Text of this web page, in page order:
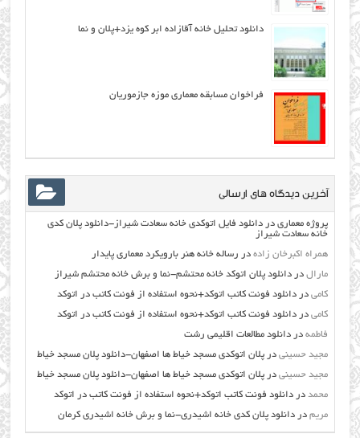
دانلود تحلیل خانه آقازاده ابر کوه یزد+پلان و نما
فراخوان مسابقه معماری موزه جازموریان
آخرین دیدگاه های ارسالی
پروژه معماری دردانلود فایل اتوکدی خانه سعادت شیراز-دانلود پلان کدی
خانه سعادت شیراز
همراه اکبرخان زاده در رساله خانه هنر بارویکرد معماری پایدار
مارال دردانلود پلان اتوکد خانه محتشم-نما و برش خانه محتشم شیراز
کامی دردانلود فونت کاتب اتوکد+نحوه استفاده از فونت کاتب در اتوکد
کامی دردانلود فونت کاتب اتوکد+نحوه استفاده از فونت کاتب در اتوکد
فاطمه دردانلود مطالعات اقليمي رشت
مجید حسینی درپلان اتوکدی مسجد خیاط ها اصفهان-دانلود پلان مسجد خیاط
مجید حسینی درپلان اتوکدی مسجد خیاط ها اصفهان-دانلود پلان مسجد خیاط
محمد دردانلود فونت کاتب اتوکد+نحوه استفاده از فونت کاتب در اتوکد
مریم دردانلود پلان کدی خانه اشیدری-نما و برش خانه اشیدری کرمان